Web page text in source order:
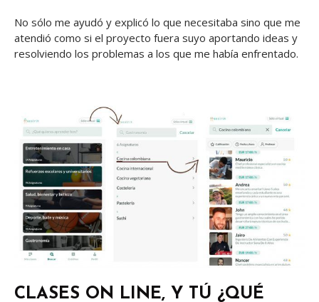
No sólo me ayudó y explicó lo que necesitaba sino que me
atendió como si el proyecto fuera suyo aportando ideas y
resolviendo los problemas a los que me había enfrentado.
CLASES ON LINE, Y TÚ ¿QUÉ